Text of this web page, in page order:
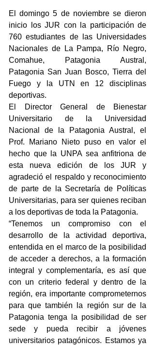
El domingo 5 de noviembre se dieron
inicio los JUR con la participación de
760 estudiantes de las Universidades
Nacionales de La Pampa, Río Negro,
Comahue, Patagonia Austral,
Patagonia San Juan Bosco, Tierra del
Fuego y la UTN en 12 disciplinas
deportivas.
El Director General de Bienestar
Universitario de la Universidad
Nacional de la Patagonia Austral, el
Prof. Mariano Nieto puso en valor el
hecho que la UNPA sea anfitriona de
esta nueva edición de los JUR y
agradeció el respaldo y reconocimiento
de parte de la Secretaría de Políticas
Universitarias, para ser quienes reciban
a los deportivas de toda la Patagonia.
“Tenemos un compromiso con el
desarrollo de la actividad deportiva,
entendida en el marco de la posibilidad
de acceder a derechos, a la formación
integral y complementaría, es así que
con un criterio federal y dentro de la
región, era importante comprometernos
para que también la región sur de la
Patagonia tenga la posibilidad de ser
sede y pueda recibir a jóvenes
universitarios patagónicos. Estamos ya